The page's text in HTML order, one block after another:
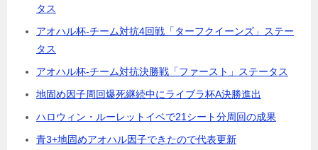
タス
アオハル杯-チーム対抗4回戦「ターフクイーンズ」ステー
タス
アオハル杯-チーム対抗決勝戦「ファースト」ステータス
地固め因子周回爆死継続中にライブラ杯A決勝進出
ハロウィン・ルーレットイベで21シート分周回の成果
青3+地固めアオハル因子できたので代表更新